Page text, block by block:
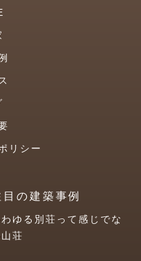
リシー
目の建築事例
わゆる別荘って感じでな
荘